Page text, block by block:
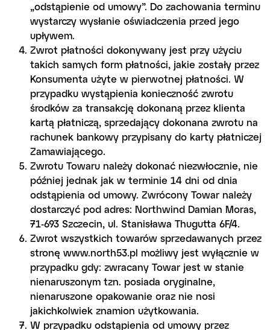
„odstąpienie od umowy”. Do zachowania terminu
wystarczy wysłanie oświadczenia przed jego
upływem.
Zwrot płatności dokonywany jest przy użyciu
takich samych form płatności, jakie zostały przez
Konsumenta użyte w pierwotnej płatności. W
przypadku wystąpienia konieczność zwrotu
środków za transakcję dokonaną przez klienta
kartą płatniczą, sprzedający dokonana zwrotu na
rachunek bankowy przypisany do karty płatniczej
Zamawiającego.
Zwrotu Towaru należy dokonać niezwłocznie, nie
później jednak jak w terminie 14 dni od dnia
odstąpienia od umowy. Zwrócony Towar należy
dostarczyć pod adres: Northwind Damian Moras,
71-693 Szczecin, ul. Stanisława Thugutta 6F/4.
Zwrot wszystkich towarów sprzedawanych przez
stronę www.north53.pl możliwy jest wyłącznie w
przypadku gdy: zwracany Towar jest w stanie
nienaruszonym tzn. posiada oryginalne,
nienaruszone opakowanie oraz nie nosi
jakichkolwiek znamion użytkowania.
W przypadku odstąpienia od umowy przez